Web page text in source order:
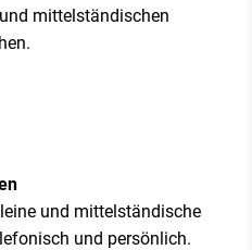
mittelständischen
und mittelständische
und persönlich.